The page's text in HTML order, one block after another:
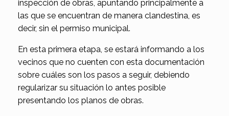
inspección de obras, apuntando principalmente a
las que se encuentran de manera clandestina, es
decir, sin el permiso municipal.
En esta primera etapa, se estará informando a los
vecinos que no cuenten con esta documentación
sobre cuáles son los pasos a seguir, debiendo
regularizar su situación lo antes posible
presentando los planos de obras.